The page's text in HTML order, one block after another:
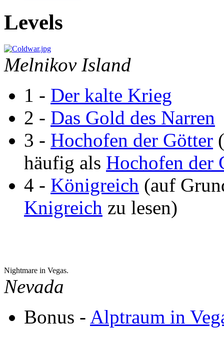
Levels
Melnikov Island
1 - Der kalte Krieg
2 - Das Gold des Narren
3 - Hochofen der Götter
häufig als Hochofen der
4 - Königreich (auf
Knigreich zu lesen)
Nightmare in Vegas.
Nevada
Bonus - Alptraum in